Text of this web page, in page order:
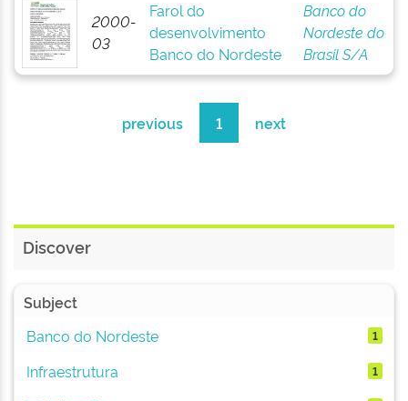
2000-
03
Farol do
desenvolvimento
Banco do Nordeste
Banco do
Nordeste do
Brasil S/A
previous 1 next
Discover
Subject
Banco do Nordeste
1
Infraestrutura 1